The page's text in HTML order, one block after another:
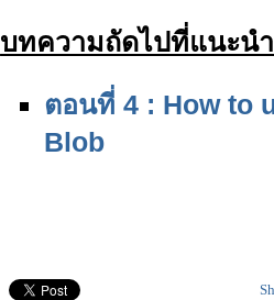
บทความถัดไปที่แนะน
ตอนที่ 4 : How to
Blob